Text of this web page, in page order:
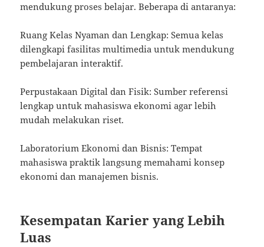
mendukung proses belajar. Beberapa di antaranya:
Ruang Kelas Nyaman dan Lengkap: Semua kelas
dilengkapi fasilitas multimedia untuk mendukung
pembelajaran interaktif.
Perpustakaan Digital dan Fisik: Sumber referensi
lengkap untuk mahasiswa ekonomi agar lebih
mudah melakukan riset.
Laboratorium Ekonomi dan Bisnis: Tempat
mahasiswa praktik langsung memahami konsep
ekonomi dan manajemen bisnis.
Kesempatan Karier yang Lebih
Luas